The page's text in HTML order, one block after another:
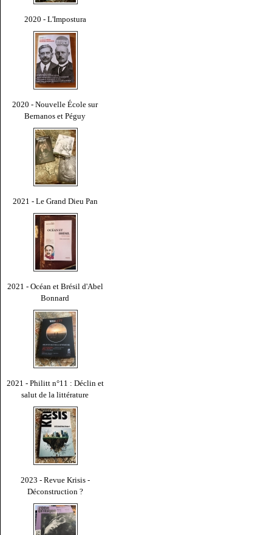
2020 - L'Impostura
2020 - Nouvelle École sur
Bernanos et Péguy
2021 - Le Grand Dieu Pan
2021 - Océan et Brésil d'Abel
Bonnard
2021 - Philitt n°11 : Déclin et
salut de la littérature
2023 - Revue Krisis -
Déconstruction ?